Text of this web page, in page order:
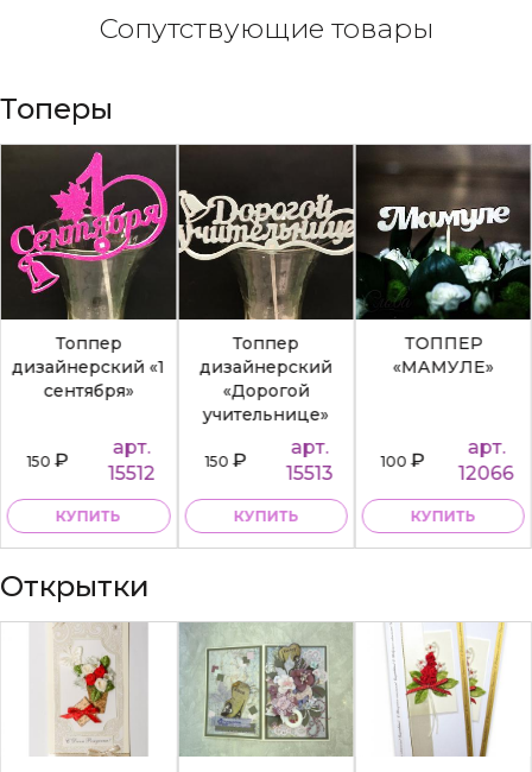
Сопутствующие товары
Топеры
Топпер
дизайнерский «1
сентября»
150₽
арт.
15512
КУПИТЬ
Топпер
дизайнерский
«Дорогой
учительнице»
150₽
арт.
15513
КУПИТЬ
ТОППЕР
«МАМУЛЕ»
100₽
арт.
12066
КУПИТЬ
Открытки